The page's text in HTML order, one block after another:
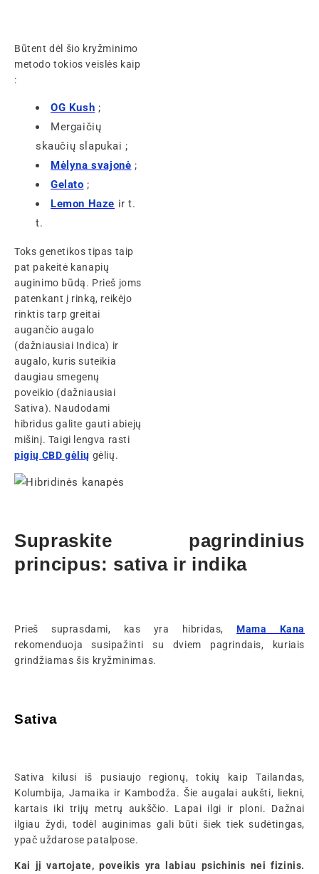
Būtent dėl šio kryžminimo
metodo tokios veislės kaip
:
OG Kush ;
Mergaičių
skaučių slapukai ;
Mėlyna svajonė ;
Gelato ;
Lemon Haze ir t.
t.
Toks genetikos tipas taip
pat pakeitė kanapių
auginimo būdą. Prieš joms
patenkant į rinką, reikėjo
rinktis tarp greitai
augančio augalo
(dažniausiai Indica) ir
augalo, kuris suteikia
daugiau smegenų
poveikio (dažniausiai
Sativa). Naudodami
hibridus galite gauti abiejų
mišinį. Taigi lengva rasti
pigių CBD gėlių gėlių.
Supraskite pagrindinius
principus: sativa ir indika
Prieš suprasdami, kas yra hibridas,Mama Kana
rekomenduoja susipažinti su dviem pagrindais, kuriais
grindžiamas šis kryžminimas.
Sativa
Sativa kilusi iš pusiaujo regionų, tokių kaip Tailandas,
Kolumbija, Jamaika ir Kambodža. Šie augalai aukšti, liekni,
kartais iki trijų metrų aukščio. Lapai ilgi ir ploni. Dažnai
ilgiau žydi, todėl auginimas gali būti šiek tiek sudėtingas,
ypač uždarose patalpose.
Kai jį vartojate, poveikis yra labiau psichinis nei fizinis.